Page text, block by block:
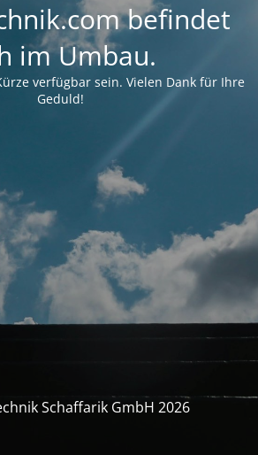
befindet
im Umbau.
verfügbar sein. Vielen Dank für Ihre
Geduld!
Schaffarik GmbH 2026